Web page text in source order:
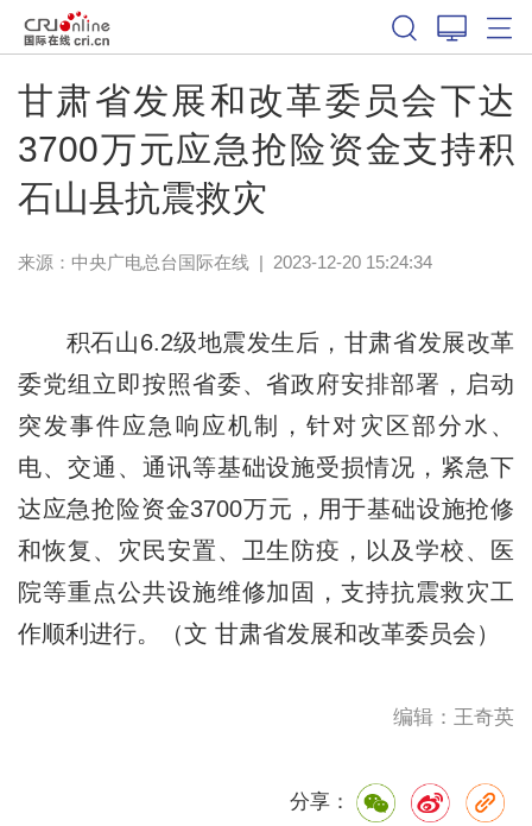
甘肃省发展和改革委员会下达
3700万元应急抢险资金支持积
石山县抗震救灾
来源：中央广电总台国际在线| 2023-12-20 15:24:34
积石山6.2级地震发生后，甘肃省发展改革
委党组立即按照省委、省政府安排部署，启动
突发事件应急响应机制，针对灾区部分水、
电、交通、通讯等基础设施受损情况，紧急下
达应急抢险资金3700万元，用于基础设施抢修
和恢复、灾民安置、卫生防疫，以及学校、医
院等重点公共设施维修加固，支持抗震救灾工
作顺利进行。（文 甘肃省发展和改革委员会）
编辑：王奇英
分享：